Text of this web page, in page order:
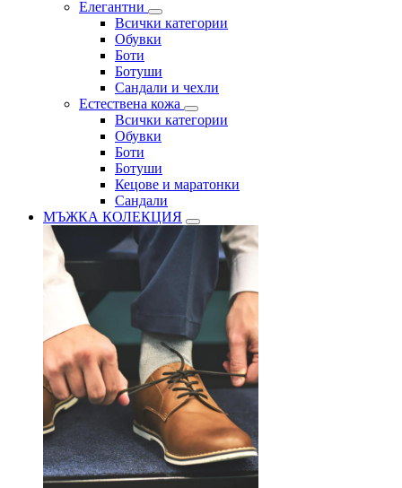
Елегантни
Всички категории
Обувки
Боти
Ботуши
Сандали и чехли
Естествена кожа
Всички категории
Обувки
Боти
Ботуши
Кецове и маратонки
Сандали
МЪЖКА КОЛЕКЦИЯ